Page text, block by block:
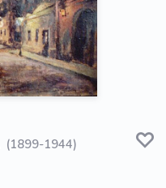
(1899-1944)